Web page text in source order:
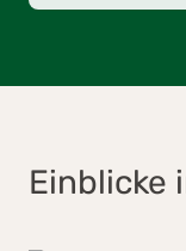
diverse
Einblicke